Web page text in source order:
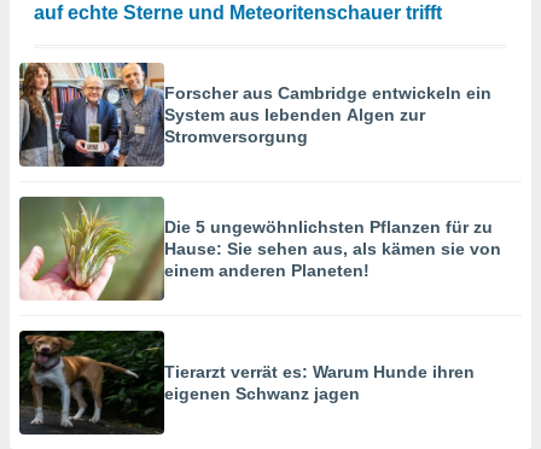
auf echte Sterne und Meteoritenschauer trifft
Forscher aus Cambridge entwickeln ein
System aus lebenden Algen zur
Stromversorgung
Die 5 ungewöhnlichsten Pflanzen für zu
Hause: Sie sehen aus, als kämen sie von
einem anderen Planeten!
Tierarzt verrät es: Warum Hunde ihren
eigenen Schwanz jagen